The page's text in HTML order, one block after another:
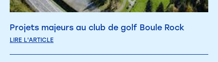
Projets majeurs au club de golf Boule Rock
LIRE L'ARTICLE